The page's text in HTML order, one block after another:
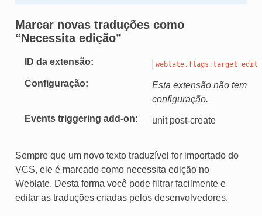
Marcar novas traduções como
“Necessita edição”
ID da extensão weblate.flags.target_edit
Configuração
Esta extensão não tem
configuração.
Events triggering add-on
unit post-create
Sempre que um novo texto traduzível for importado do
VCS, ele é marcado como necessita edição no
Weblate. Desta forma você pode filtrar facilmente e
editar as traduções criadas pelos desenvolvedores.